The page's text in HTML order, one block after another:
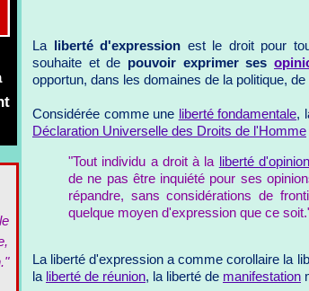
La liberté d'expression est le droit pour
souhaite et de pouvoir exprimer ses
opportun, dans les domaines de la politique,
Considérée comme une liberté fondamentale,
Déclaration Universelle des Droits de l'Homme
"Tout individu a droit à la liberté d'opinion
de ne pas être inquiété pour ses
répandre, sans considérations de
quelque moyen d'expression que ce
La liberté d'expression a comme corollaire la
la liberté de réunion, la liberté de manifestation